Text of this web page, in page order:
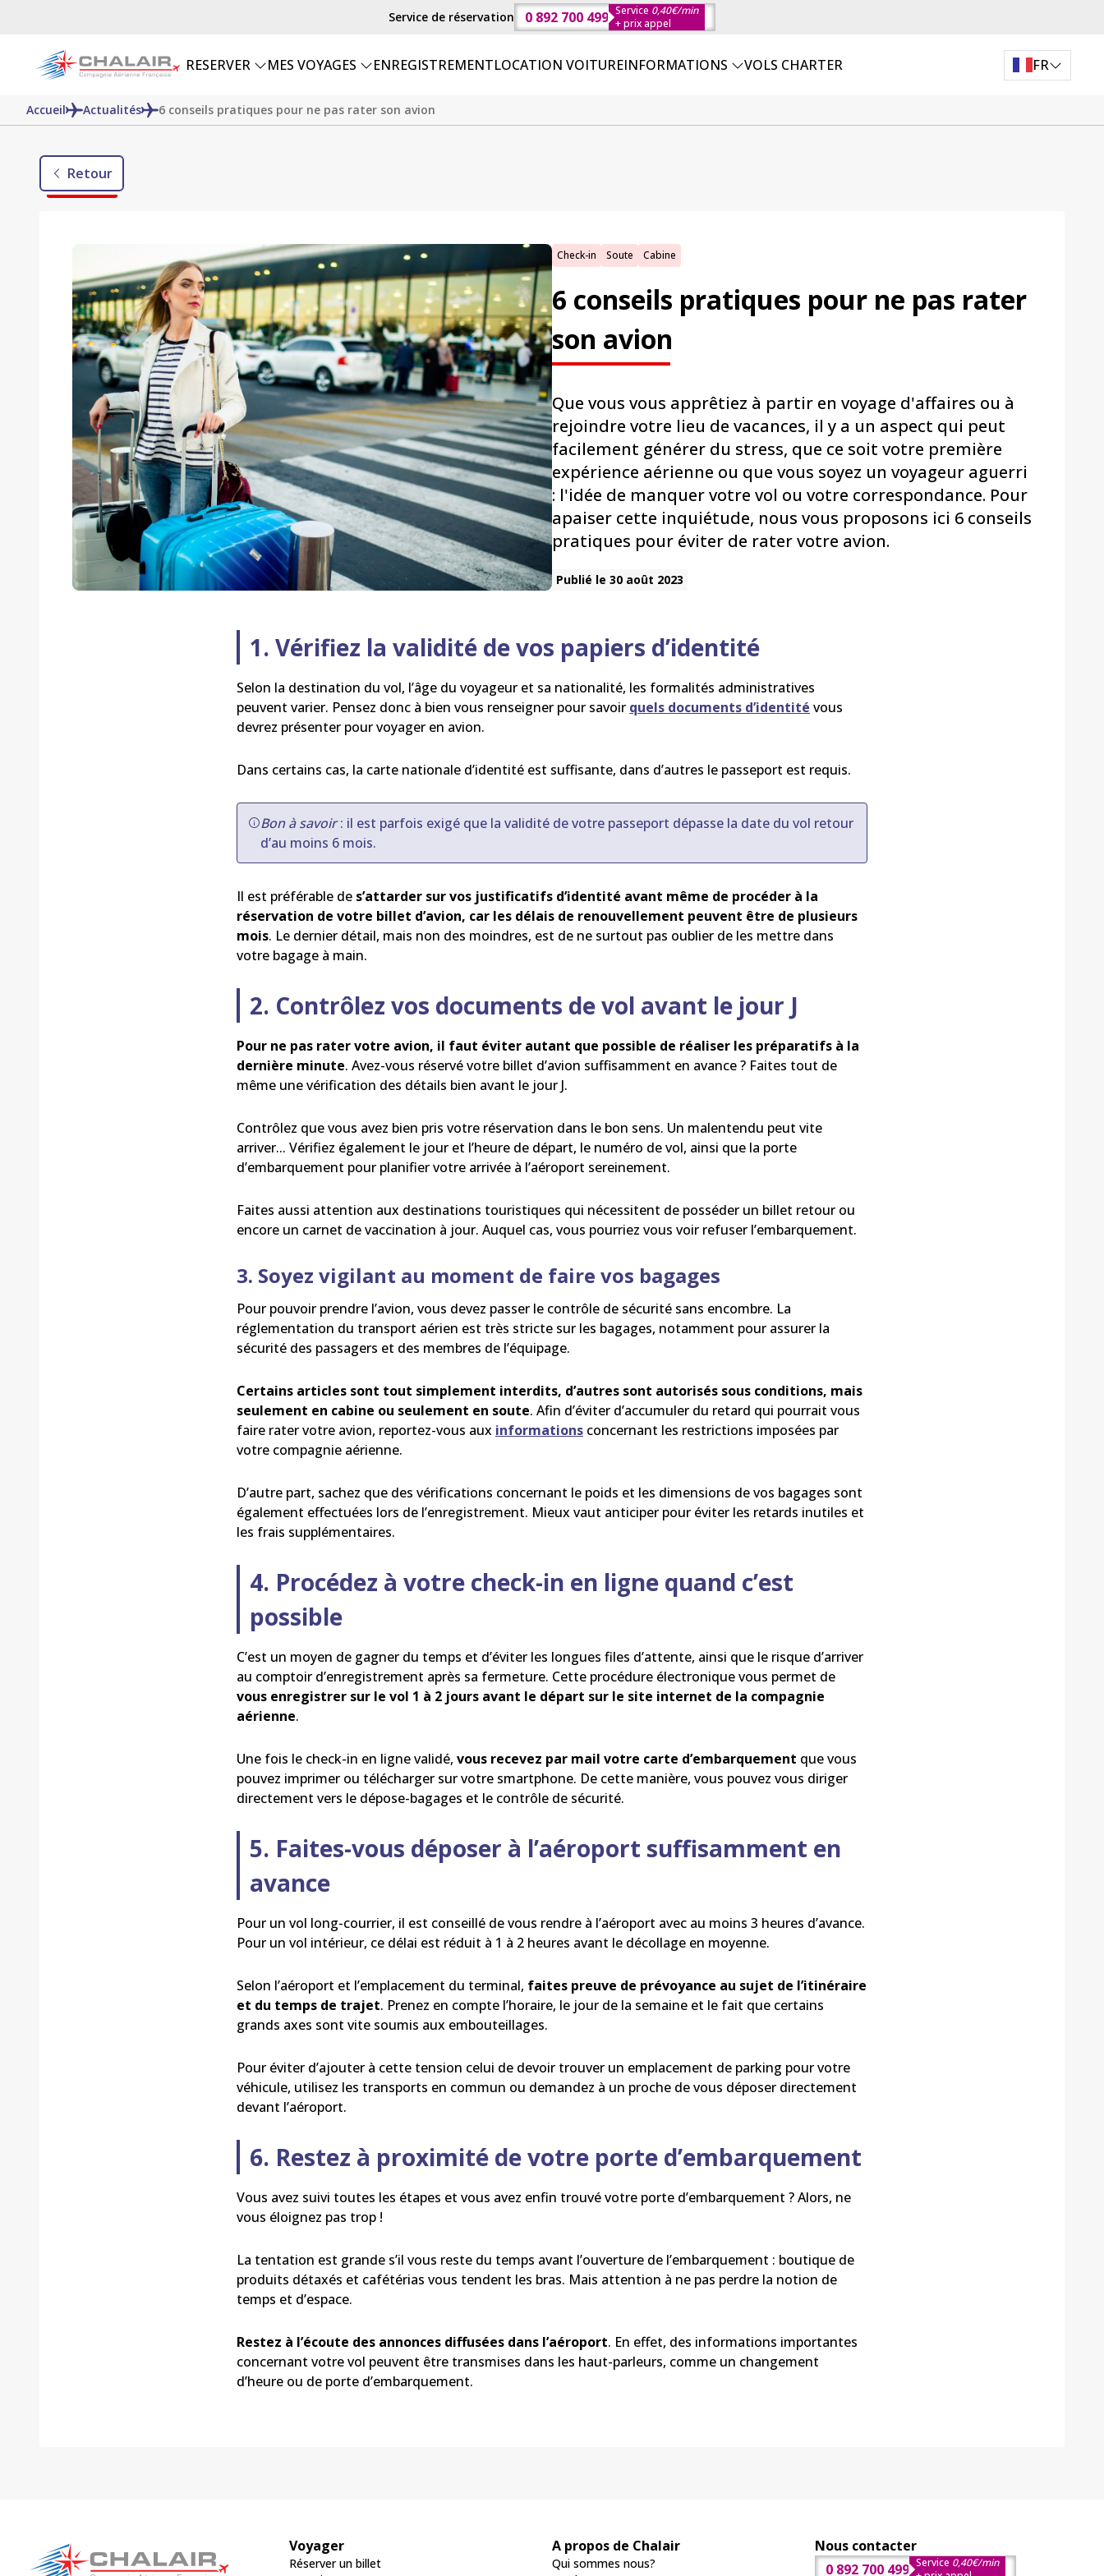
Service de réservation 0 892 700 499 Service 0,40€/min
+ prix appel
RESERVER MES VOYAGES ENREGISTREMENTLOCATION VOITUREINFORMATIONS VOLS CHARTER FR
Accueil Actualités 6 conseils pratiques pour ne pas rater son avion
Retour
Check-in Soute Cabine
6 conseils pratiques pour ne pas rater
son avion
Que vous vous apprêtiez à partir en voyage d'affaires ou à
rejoindre votre lieu de vacances, il y a un aspect qui peut
facilement générer du stress, que ce soit votre première
expérience aérienne ou que vous soyez un voyageur aguerri
: l'idée de manquer votre vol ou votre correspondance. Pour
apaiser cette inquiétude, nous vous proposons ici 6 conseils
pratiques pour éviter de rater votre avion.
Publié le 30 août 2023
1. Vérifiez la validité de vos papiers d’identité
Selon la destination du vol, l’âge du voyageur et sa nationalité, les formalités administratives
peuvent varier. Pensez donc à bien vous renseigner pour savoir quels documents d’identité vous
devrez présenter pour voyager en avion.
Dans certains cas, la carte nationale d’identité est suffisante, dans d’autres le passeport est requis.
Bon à savoir: il est parfois exigé que la validité de votre passeport dépasse la date du vol retour
d’au moins 6 mois.
Il est préférable de s’attarder sur vos justificatifs d’identité avant même de procéder à la
réservation de votre billet d’avion, car les délais de renouvellement peuvent être de plusieurs
mois. Le dernier détail, mais non des moindres, est de ne surtout pas oublier de les mettre dans
votre bagage à main.
2. Contrôlez vos documents de vol avant le jour J
Pour ne pas rater votre avion, il faut éviter autant que possible de réaliser les préparatifs à la
dernière minute. Avez-vous réservé votre billet d’avion suffisamment en avance ? Faites tout de
même une vérification des détails bien avant le jour J.
Contrôlez que vous avez bien pris votre réservation dans le bon sens. Un malentendu peut vite
arriver... Vérifiez également le jour et l’heure de départ, le numéro de vol, ainsi que la porte
d’embarquement pour planifier votre arrivée à l’aéroport sereinement.
Faites aussi attention aux destinations touristiques qui nécessitent de posséder un billet retour ou
encore un carnet de vaccination à jour. Auquel cas, vous pourriez vous voir refuser l’embarquement.
3. Soyez vigilant au moment de faire vos bagages
Pour pouvoir prendre l’avion, vous devez passer le contrôle de sécurité sans encombre. La
réglementation du transport aérien est très stricte sur les bagages, notamment pour assurer la
sécurité des passagers et des membres de l’équipage.
Certains articles sont tout simplement interdits, d’autres sont autorisés sous conditions, mais
seulement en cabine ou seulement en soute. Afin d’éviter d’accumuler du retard qui pourrait vous
faire rater votre avion, reportez-vous aux informations concernant les restrictions imposées par
votre compagnie aérienne.
D’autre part, sachez que des vérifications concernant le poids et les dimensions de vos bagages sont
également effectuées lors de l’enregistrement. Mieux vaut anticiper pour éviter les retards inutiles et
les frais supplémentaires.
4. Procédez à votre check-in en ligne quand c’est
possible
C’est un moyen de gagner du temps et d’éviter les longues files d’attente, ainsi que le risque d’arriver
au comptoir d’enregistrement après sa fermeture. Cette procédure électronique vous permet de
vous enregistrer sur le vol 1 à 2 jours avant le départ sur le site internet de la compagnie
aérienne.
Une fois le check-in en ligne validé, vous recevez par mail votre carte d’embarquement que vous
pouvez imprimer ou télécharger sur votre smartphone. De cette manière, vous pouvez vous diriger
directement vers le dépose-bagages et le contrôle de sécurité.
5. Faites-vous déposer à l’aéroport suffisamment en
avance
Pour un vol long-courrier, il est conseillé de vous rendre à l’aéroport avec au moins 3 heures d’avance.
Pour un vol intérieur, ce délai est réduit à 1 à 2 heures avant le décollage en moyenne.
Selon l’aéroport et l’emplacement du terminal, faites preuve de prévoyance au sujet de l’itinéraire
et du temps de trajet. Prenez en compte l’horaire, le jour de la semaine et le fait que certains
grands axes sont vite soumis aux embouteillages.
Pour éviter d’ajouter à cette tension celui de devoir trouver un emplacement de parking pour votre
véhicule, utilisez les transports en commun ou demandez à un proche de vous déposer directement
devant l’aéroport.
6. Restez à proximité de votre porte d’embarquement
Vous avez suivi toutes les étapes et vous avez enfin trouvé votre porte d’embarquement ? Alors, ne
vous éloignez pas trop !
La tentation est grande s’il vous reste du temps avant l’ouverture de l’embarquement : boutique de
produits détaxés et cafétérias vous tendent les bras. Mais attention à ne pas perdre la notion de
temps et d’espace.
Restez à l’écoute des annonces diffusées dans l’aéroport. En effet, des informations importantes
concernant votre vol peuvent être transmises dans les haut-parleurs, comme un changement
d’heure ou de porte d’embarquement.
Voyager
Réserver un billet
A propos de Chalair
Qui sommes nous?
Nous contacter
0 892 700 499 Service 0,40€/min